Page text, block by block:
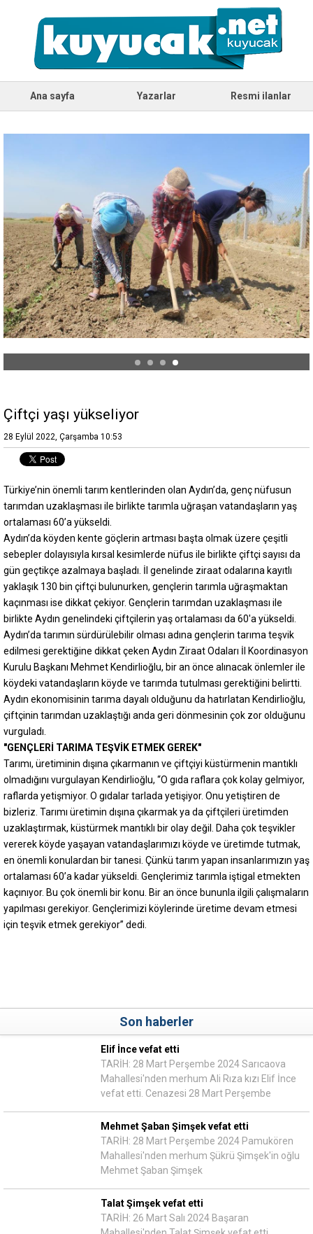
Ana sayfa Yazarlar Resmi ilanlar
Çiftçi yaşı yükseliyor
28 Eylül 2022, Çarşamba 10:53
Türkiye’nin önemli tarım kentlerinden olan Aydın’da, genç nüfusun
tarımdan uzaklaşması ile birlikte tarımla uğraşan vatandaşların yaş
ortalaması 60’a yükseldi.
Aydın’da köyden kente göçlerin artması başta olmak üzere çeşitli
sebepler dolayısıyla kırsal kesimlerde nüfus ile birlikte çiftçi sayısı da
gün geçtikçe azalmaya başladı. İl genelinde ziraat odalarına kayıtlı
yaklaşık 130 bin çiftçi bulunurken, gençlerin tarımla uğraşmaktan
kaçınması ise dikkat çekiyor. Gençlerin tarımdan uzaklaşması ile
birlikte Aydın genelindeki çiftçilerin yaş ortalaması da 60'a yükseldi.
Aydın’da tarımın sürdürülebilir olması adına gençlerin tarıma teşvik
edilmesi gerektiğine dikkat çeken Aydın Ziraat Odaları İl Koordinasyon
Kurulu Başkanı Mehmet Kendirlioğlu, bir an önce alınacak önlemler ile
köydeki vatandaşların köyde ve tarımda tutulması gerektiğini belirtti.
Aydın ekonomisinin tarıma dayalı olduğunu da hatırlatan Kendirlioğlu,
çiftçinin tarımdan uzaklaştığı anda geri dönmesinin çok zor olduğunu
vurguladı.
"GENÇLERİ TARIMA TEŞVİK ETMEK GEREK"
Tarımı, üretiminin dışına çıkarmanın ve çiftçiyi küstürmenin mantıklı
olmadığını vurgulayan Kendirlioğlu, “O gıda raflara çok kolay gelmiyor,
raflarda yetişmiyor. O gıdalar tarlada yetişiyor. Onu yetiştiren de
bizleriz. Tarımı üretimin dışına çıkarmak ya da çiftçileri üretimden
uzaklaştırmak, küstürmek mantıklı bir olay değil. Daha çok teşvikler
vererek köyde yaşayan vatandaşlarımızı köyde ve üretimde tutmak,
en önemli konulardan bir tanesi. Çünkü tarım yapan insanlarımızın yaş
ortalaması 60’a kadar yükseldi. Gençlerimiz tarımla iştigal etmekten
kaçınıyor. Bu çok önemli bir konu. Bir an önce bununla ilgili çalışmaların
yapılması gerekiyor. Gençlerimizi köylerinde üretime devam etmesi
için teşvik etmek gerekiyor” dedi.
Son haberler
Elif İnce vefat etti
TARİH: 28 Mart Perşembe 2024 Sarıcaova
Mahallesi'nden merhum Ali Rıza kızı Elif İnce
vefat etti. Cenazesi 28 Mart Perşembe
Mehmet Şaban Şimşek vefat etti
TARİH: 28 Mart Perşembe 2024 Pamukören
Mahallesi'nden merhum Şükrü Şimşek'in oğlu
Mehmet Şaban Şimşek
Talat Şimşek vefat etti
TARİH: 26 Mart Salı 2024 Başaran